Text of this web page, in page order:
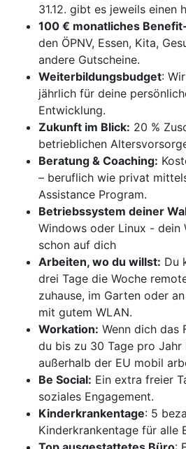
31.12. gibt es jeweils einen
100 € monatliches
den ÖPNV, Essen, Kita,
andere Gutscheine.
Weiterbildungsbudget:
jährlich für deine
Entwicklung.
Zukunft im Blick: 20 %
betrieblichen
Beratung & Coaching:
– beruflich wie privat
Assistance Program.
Betriebssystem deiner
Windows oder Linux - dein
schon auf dich
Arbeiten, wo du willst: Du
drei Tage die Woche
zuhause, im Garten oder
mit gutem WLAN.
Workation: Wenn dich das
du bis zu 30 Tage pro Jahr
außerhalb der EU mobil
Be Social: Ein extra freier
soziales Engagement.
Kinderkrankentage: 5
Kinderkrankentage für alle